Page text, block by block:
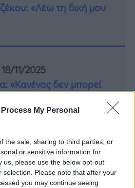
My Personal
the sale, sharing to third parties, or
or sensitive information for
us, please use the below opt-out
selection. Please note that after your
you may continue seeing
«Λέω τη δική μου
11/2025
«Κανένας δεν μπορεί